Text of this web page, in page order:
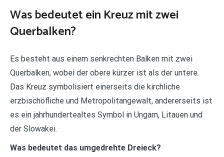
Was bedeutet ein Kreuz mit zwei
Querbalken?
Es besteht aus einem senkrechten Balken mit zwei
Querbalken, wobei der obere kürzer ist als der untere.
Das Kreuz symbolisiert einerseits die kirchliche
erzbischöfliche und Metropolitangewalt, andererseits ist
es ein jahrhundertealtes Symbol in Ungarn, Litauen und
der Slowakei.
Was bedeutet das umgedrehte Dreieck?